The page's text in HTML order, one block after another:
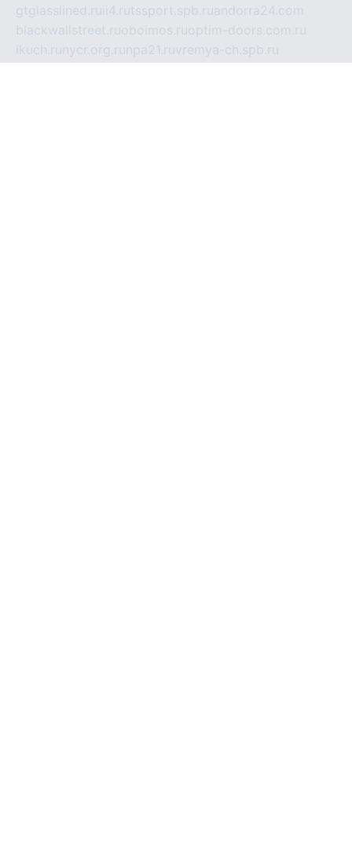
gtglasslined.ru ii4.rutssport.spb.ruandorra24.com
blackwallstreet.ruoboimos.ruoptim-doors.com.ru
ikuch.ru nycr.org.ru npa21.ruvremya-ch.spb.ru